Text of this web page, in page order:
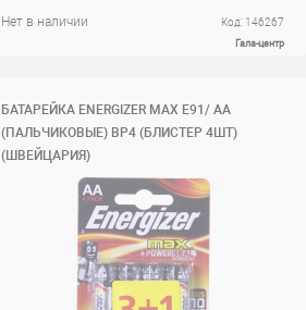
Нет в наличии Код: 146267
Гала-центр
БАТАРЕЙКА ENERGIZER MAX Е91/ AA
(ПАЛЬЧИКОВЫЕ) BР4 (БЛИСТЕР 4ШТ)
(ШВЕЙЦАРИЯ)